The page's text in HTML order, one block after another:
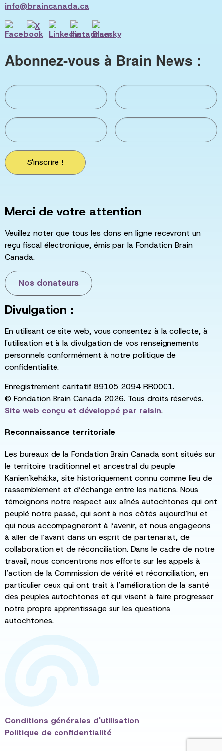
info@braincanada.ca
Abonnez-vous à Brain News :
S'inscrire !
Merci de votre attention
Veuillez noter que tous les dons en ligne recevront un
reçu fiscal électronique, émis par la Fondation Brain
Canada.
Nos donateurs
Divulgation :
En utilisant ce site web, vous consentez à la collecte, à
l'utilisation et à la divulgation de vos renseignements
personnels conformément à notre politique de
confidentialité.
Enregistrement caritatif 89105 2094 RR0001.
© Fondation Brain Canada 2026. Tous droits réservés.
Site web conçu et développé par raisin.
Reconnaissance territoriale
Les bureaux de la Fondation Brain Canada sont situés sur
le territoire traditionnel et ancestral du peuple
Kanien'kehá:ka, site historiquement connu comme lieu de
rassemblement et d’échange entre les nations. Nous
témoignons notre respect aux aînés autochtones qui ont
peuplé notre passé, qui sont à nos côtés aujourd’hui et
qui nous accompagneront à l’avenir, et nous engageons
à aller de l’avant dans un esprit de partenariat, de
collaboration et de réconciliation. Dans le cadre de notre
travail, nous concentrons nos efforts sur les appels à
l’action de la Commission de vérité et réconciliation, en
particulier ceux qui ont trait à l’amélioration de la santé
des peuples autochtones et qui visent à faire progresser
notre propre apprentissage sur les questions
autochtones.
Conditions générales d'utilisation
Politique de confidentialité